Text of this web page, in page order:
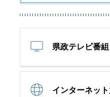
県政テレビ番組
インターネッ